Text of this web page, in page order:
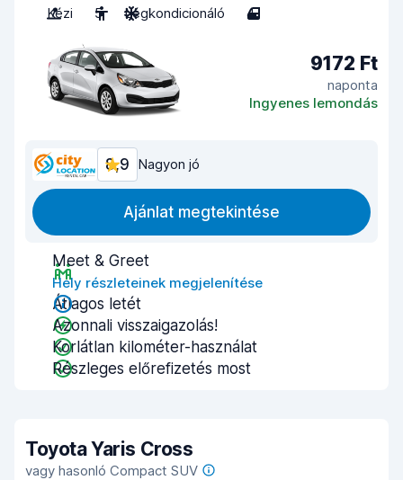
Kézi
5 Légkondicionáló 4
9172 Ft
naponta
Ingyenes lemondás
8,9 Nagyon jó
Ajánlat megtekintése
Meet & Greet
Hely részleteinek megjelenítése
Átlagos letét
Azonnali visszaigazolás!
Korlátlan kilométer-használat
Részleges előrefizetés most
Toyota Yaris Cross
vagy hasonló Compact SUV